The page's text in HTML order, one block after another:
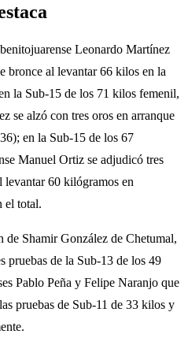
Leonardo Martínez
bronce al levantar 66 kilos en la
la Sub-15 de los 71 kilos femenil,
se alzó con tres oros en arranque
en la Sub-15 de los 67
Manuel Ortiz se adjudicó tres
levantar 60 kilógramos en
el total.
de Shamir González de Chetumal,
pruebas de la Sub-13 de los 49
Pablo Peña y Felipe Naranjo que
pruebas de Sub-11 de 33 kilos y